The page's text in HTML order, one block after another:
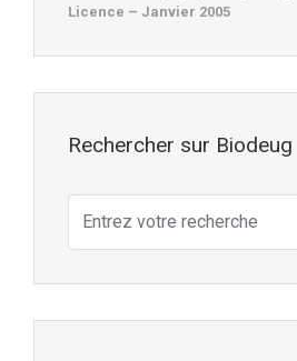
Licence – Janvier 2005
Rechercher sur Biodeug